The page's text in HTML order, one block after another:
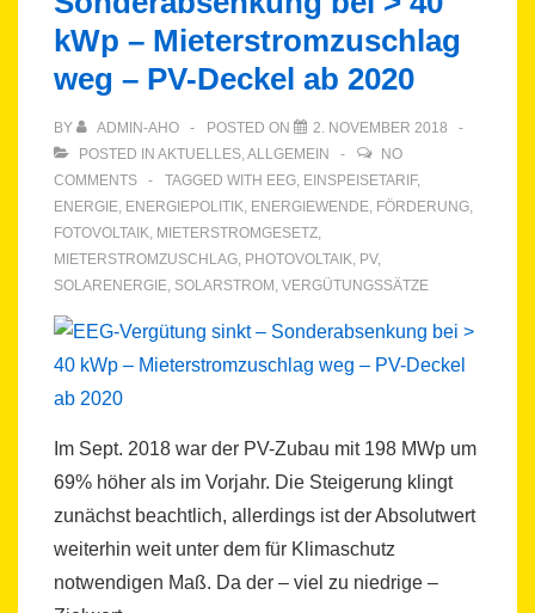
So
nicht!
kWp – Mieterstromzuschlag
weg – PV-Deckel ab 2020
BY ADMIN-AHO POSTED ON
2. NOVEMBER 2018
POSTED IN AKTUELLES,ALLGEMEIN
NO
COMMENTS
TAGGED WITH EEG, EINSPEISETARIF,
ENERGIE, ENERGIEPOLITIK, ENERGIEWENDE, FÖRDERUNG,
FOTOVOLTAIK, MIETERSTROMGESETZ,
MIETERSTROMZUSCHLAG, PHOTOVOLTAIK, PV,
SOLARENERGIE, SOLARSTROM , VERGÜTUNGSSÄTZE
Im Sept. 2018 war der PV-Zubau mit 198 MWp um
69% höher als im Vorjahr. Die Steigerung klingt
zunächst beachtlich, allerdings ist der Absolutwert
weiterhin weit unter dem für Klimaschutz
notwendigen Maß. Da der – viel zu niedrige –